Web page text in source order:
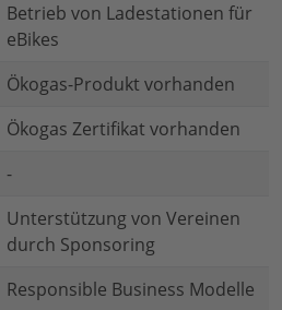
Betrieb von Ladestationen für
eBikes
Ökogas-Produkt vorhanden
Ökogas Zertifikat vorhanden
-
Unterstützung von Vereinen
durch Sponsoring
Responsible Business Modelle